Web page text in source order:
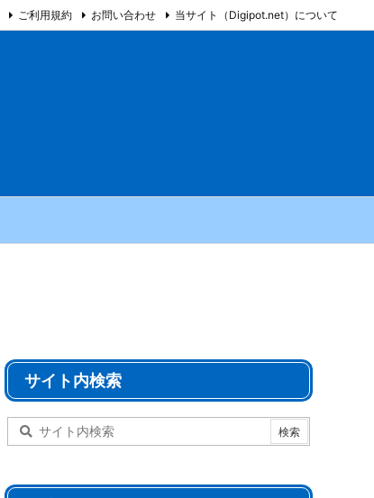
ご利用規約 お問い合わせ 当サイト（Digipot.net）について
サイト内検索